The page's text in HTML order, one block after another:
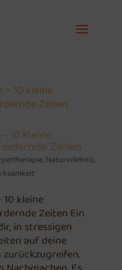
10 kleine
Zeiten
,Naturerlebnis,
kleine
Zeiten Ein
in stressigen
auf deine